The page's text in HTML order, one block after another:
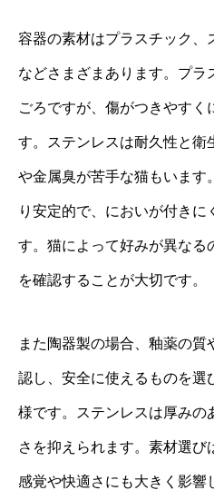
容器の素材はプラスチック、
などさまざまあります。プラ
ごろですが、傷がつきやすく
す。ステンレスは耐久性と衛
や金属臭が苦手な猫もいます
り安定的で、においが付きに
す。猫によって好みが異なる
を確認することが大切です。
また陶器製の場合、釉薬の
認し、安全に使えるものを選
様です。ステンレスは厚みの
さを抑えられます。素材選
感覚や快適さにも大きく影響